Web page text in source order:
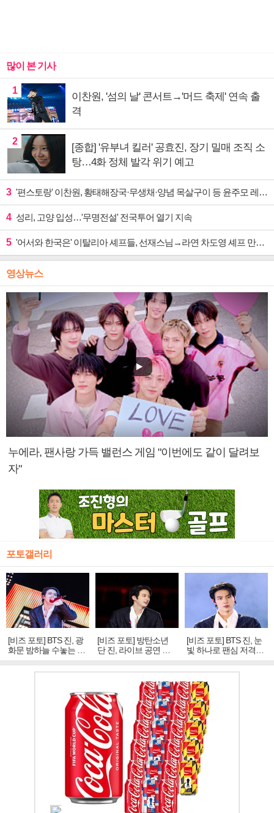
많이 본 기사
1
이찬원, '섬의 날' 콘서트→'머드 축제' 연속 출
격
2
[종합] '유부녀 킬러' 공효진, 장기 밀매 조직 소
탕…4화 정체 발각 위기 예고
3 '편스토랑' 이찬원, 황태해장국·무생채·양념 목살구이 등 윤주모 레시피 섭렵
4 성리, 고양 입성…'무명전설' 전국투어 열기 지속
5 '어서와 한국은' 이탈리아 셰프들, 선재스님→라연 차도영 셰프 만난다
영상뉴스
누에라, 팬사랑 가득 밸런스 게임 "이번에도 같이 달려보
자"
포토갤러리
[비즈 포토] BTS 진, 광
화문 밤하늘 수놓는 '비
주얼 킹'의 열창
[비즈 포토] 방탄소년
단 진, 라이브 공연 중
빛나는 독보적 아우라
[비즈 포토] BTS 진, 눈
빛 하나로 팬심 저격…
독보적 카리스마